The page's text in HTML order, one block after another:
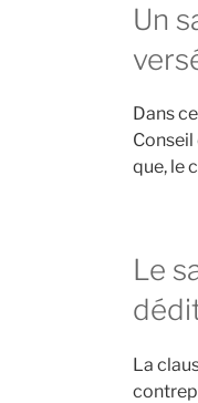
Un
Dans
que, le
Le
La